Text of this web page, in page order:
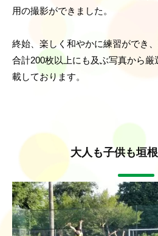
用の撮影ができました。
終始、楽しく和やかに練習ができ
合計200枚以上にも及ぶ写真から
載しております。
大人も子供も垣